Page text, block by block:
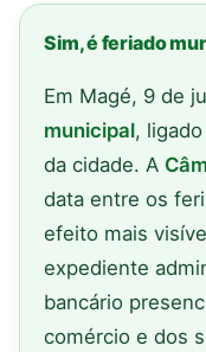
Sim, é feriado
Em Magé, 9 de
municipal,
da cidade. A
data entre os
efeito mais
expediente
bancário
comércio e dos